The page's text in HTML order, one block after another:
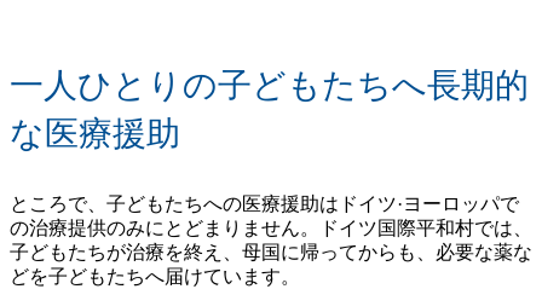
一人ひとりの子どもたちへ長期的
な医療援助
ところで、子どもたちへの医療援助はドイツ·ヨーロッパで
の治療提供のみにとどまりません。ドイツ国際平和村では、
子どもたちが治療を終え、母国に帰ってからも、必要な薬な
どを子どもたちへ届けています。